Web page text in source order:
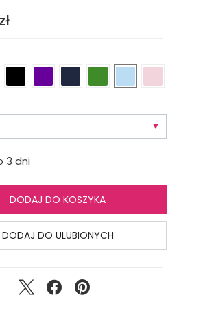
zł
3 dni
DODAJ DO KOSZYKA
DODAJ DO ULUBIONYCH